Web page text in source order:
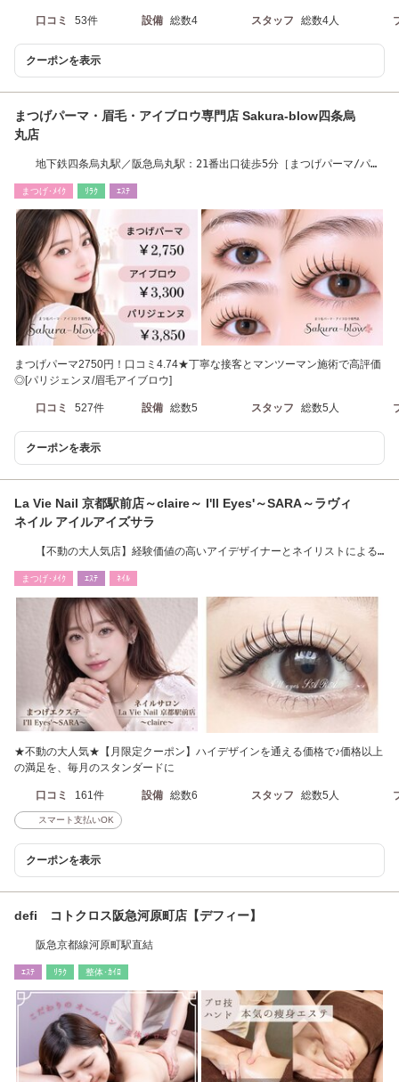
口コミ 53件 設備 総数4 スタッフ 総数4人
クーポンを表示
まつげパーマ・眉毛・アイブロウ専門店 Sakura-blow四条烏
丸店
地下鉄四条烏丸駅／阪急烏丸駅：21番出口徒歩5分［まつげパーマ/パリ
まつげ･ﾒｲｸ ﾘﾗｸ ｴｽﾃ
まつげパーマ2750円！口コミ4.74★丁寧な接客とマンツーマン施術で高評価
◎[パリジェンヌ/眉毛アイブロウ]
口コミ 527件 設備 総数5 スタッフ 総数5人
クーポンを表示
La Vie Nail 京都駅前店～claire～ I'll Eyes'～SARA～ラヴィ
ネイル アイルアイズサラ
【不動の大人気店】経験価値の高いアイデザイナーとネイリストによる
まつげ･ﾒｲｸ ｴｽﾃ ﾈｲﾙ
★不動の大人気★【月限定クーポン】ハイデザインを通える価格で♪価格以上
の満足を、毎月のスタンダードに
口コミ 161件 設備 総数6 スタッフ 総数5人
スマート支払いOK
クーポンを表示
defi コトクロス阪急河原町店【デフィー】
阪急京都線河原町駅直結
ｴｽﾃ ﾘﾗｸ 整体･ｶｲﾛ